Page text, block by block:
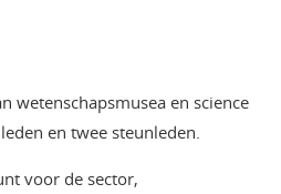
wetenschapsmusea en science
en twee steunleden.
voor de sector,